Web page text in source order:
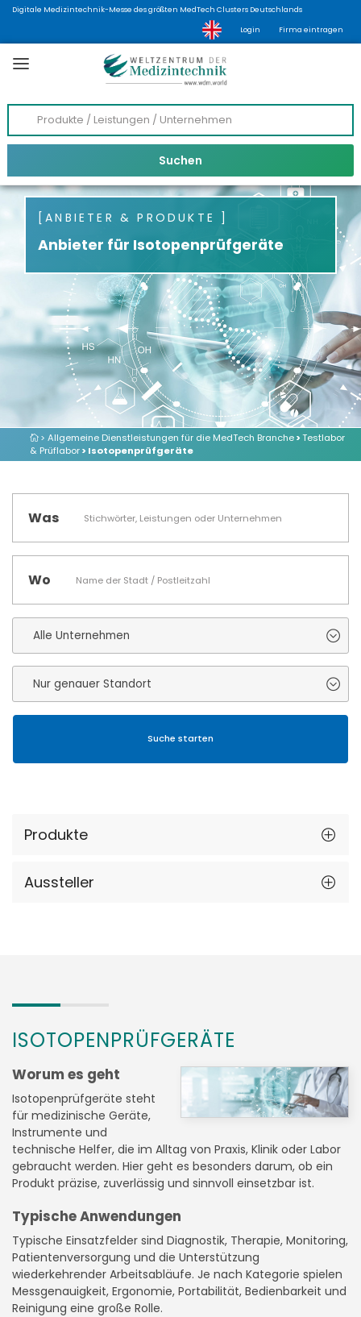
Digitale Medizintechnik-Messe des größten MedTech Clusters Deutschlands
Login Firma eintragen
ANBIETER & PRODUKTE
Anbieter für Isotopenprüfgeräte
> Allgemeine Dienstleistungen für die MedTech Branche>Testlabor
& Prüflabor> Isotopenprüfgeräte
Was
Wo
Produkte
Aussteller
ISOTOPENPRÜFGERÄTE
Worum es geht
Isotopenprüfgeräte steht
für medizinische Geräte,
Instrumente und
technische Helfer, die im Alltag von Praxis, Klinik oder Labor
gebraucht werden. Hier geht es besonders darum, ob ein
Produkt präzise, zuverlässig und sinnvoll einsetzbar ist.
Typische Anwendungen
Typische Einsatzfelder sind Diagnostik, Therapie, Monitoring,
Patientenversorgung und die Unterstützung
wiederkehrender Arbeitsabläufe. Je nach Kategorie spielen
Messgenauigkeit, Ergonomie, Portabilität, Bedienbarkeit und
Reinigung eine große Rolle.